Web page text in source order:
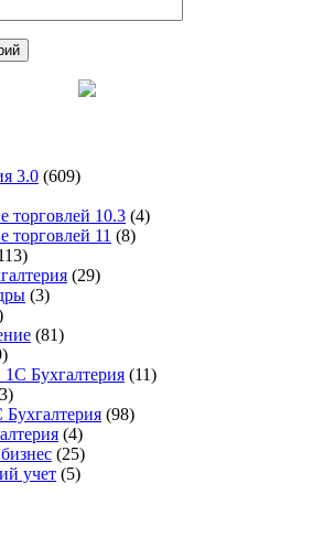
3.0 (609)
торговлей 10.3 (4)
торговлей 11 (8)
(29)
(3)
(81)
Бухгалтерия (11)
(98)
(4)
(25)
учет (5)